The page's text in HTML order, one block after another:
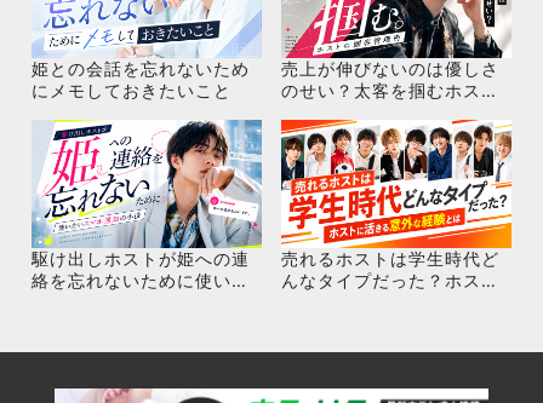
姫との会話を忘れないため
にメモしておきたいこと
売上が伸びないのは優しさ
のせい？太客を掴むホスト
駆け出しホストが姫への連
絡を忘れないために使いた
売れるホストは学生時代ど
んなタイプだった？ホスト